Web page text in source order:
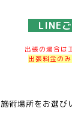
LINE
出張の場合は
出張料金の
術場所をお選び